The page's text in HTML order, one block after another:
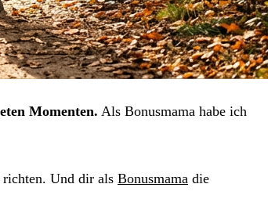
Momenten. Als Bonusmama habe ich
richten. Und dir als Bonusmama die